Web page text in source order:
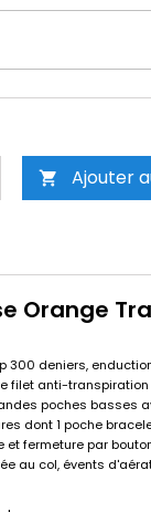
 Ajouter
Orange
300 deniers,
filet anti-transpiration
poches basses
dont 1 poche
fermeture par
au col, évents